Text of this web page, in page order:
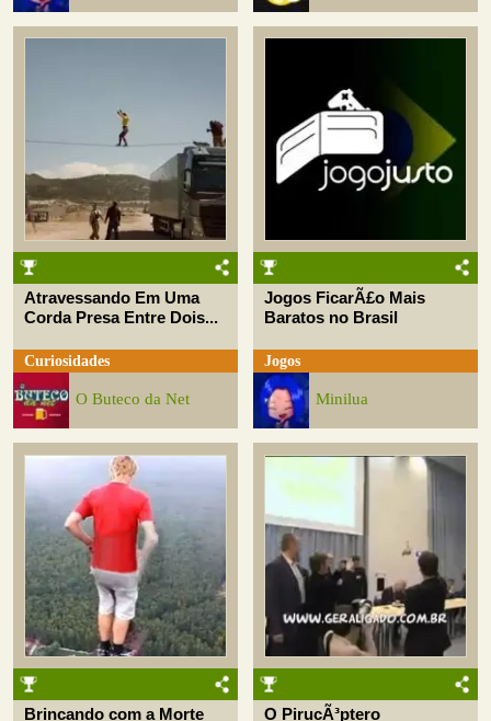
Atravessando Em Uma
Corda Presa Entre Dois...
Curiosidades
O Buteco da Net
Jogos FicarÃ£o Mais
Baratos no Brasil
Jogos
Minilua
Brincando com a Morte O PirucÃ³ptero